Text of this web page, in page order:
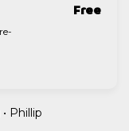
Free
Phillip